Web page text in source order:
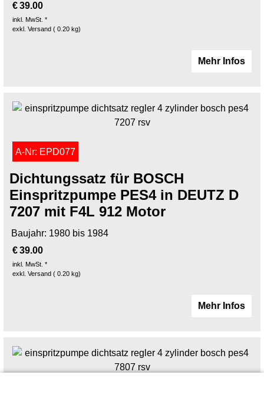
€39.00
inkl. MwSt. *
exkl. Versand
0.20 kg
Mehr Infos
A-Nr: EPD077
Dichtungssatz für BOSCH
Einspritzpumpe PES4 in DEUTZ D
7207 mit F4L 912 Motor
Baujahr: 1980 bis 1984
€39.00
inkl. MwSt. *
exkl. Versand
0.20 kg
Mehr Infos